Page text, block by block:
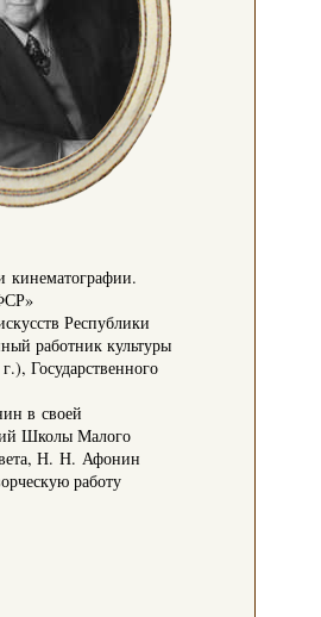
кинематографии.
Республики
работник культуры
Государственного
в своей
Школы Малого
Н. Н. Афонин
работу